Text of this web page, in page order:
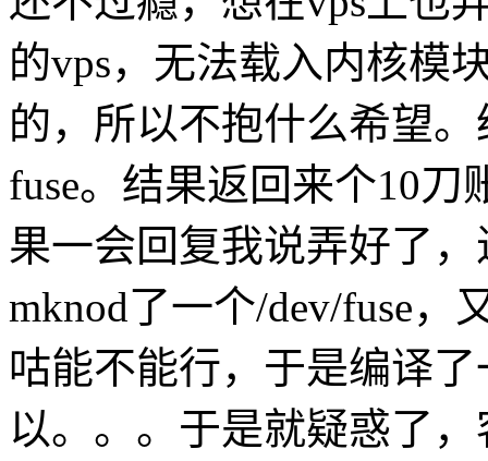
的vps，无法载入内核模
的，所以不抱什么希望
fuse。结果返回来个10
果一会回复我说弄好了
mknod了一个/dev/fuse，
咕能不能行，于是编译
以。。。于是就疑惑了